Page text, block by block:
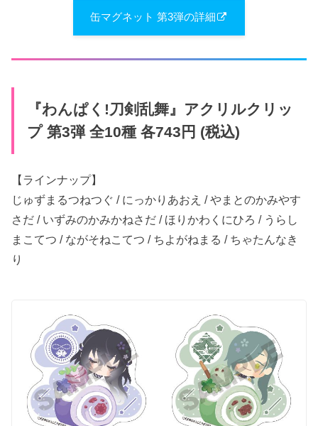
缶マグネット 第3弾の詳細
『わんぱく​!刀剣乱舞』​アクリルクリッ
プ 第3弾 全10種 各743円 (税込)
【ラインナップ】
じゅずまる​つねつぐ / にっかり​あ​おえ / やまとのかみやす
さだ / いずみのかみかねさだ / ほりかわくに​ひろ / うらし
まこて​つ / なが​そねこてつ / ちよが​ねまる / ちゃたんな​き
り